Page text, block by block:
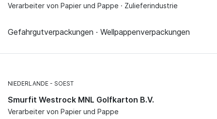
Verarbeiter von Papier und Pappe · Zulieferindustrie
Gefahrgutverpackungen · Wellpappenverpackungen
NIEDERLANDE SOEST
Smurfit Westrock MNL Golfkarton B.V.
Verarbeiter von Papier und Pappe